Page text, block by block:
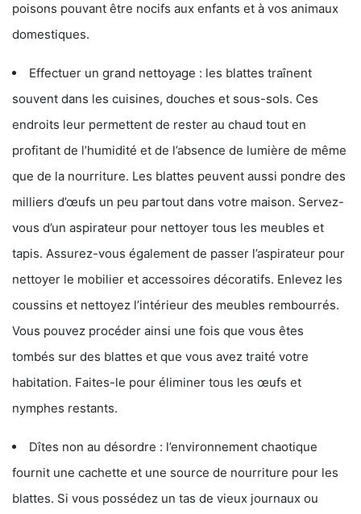
poisons pouvant être nocifs aux enfants et à vos animaux
domestiques.
Effectuer un grand nettoyage : les blattes traînent
souvent dans les cuisines, douches et sous-sols. Ces
endroits leur permettent de rester au chaud tout en
profitant de l’humidité et de l’absence de lumière de même
que de la nourriture. Les blattes peuvent aussi pondre des
milliers d’œufs un peu partout dans votre maison. Servez-
vous d’un aspirateur pour nettoyer tous les meubles et
tapis. Assurez-vous également de passer l’aspirateur pour
nettoyer le mobilier et accessoires décoratifs. Enlevez les
coussins et nettoyez l’intérieur des meubles rembourrés.
Vous pouvez procéder ainsi une fois que vous êtes
tombés sur des blattes et que vous avez traité votre
habitation. Faites-le pour éliminer tous les œufs et
nymphes restants.
Dîtes non au désordre : l’environnement chaotique
fournit une cachette et une source de nourriture pour les
blattes. Si vous possédez un tas de vieux journaux ou